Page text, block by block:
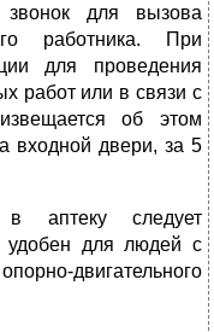
звонок для вызова
работника. При
для проведения
работ или в связи с
об этом
входной двери, за 5
аптеку следует
удобен для людей с
двигательного